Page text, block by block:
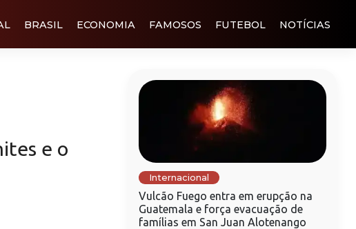
BRASIL ECONOMIA FAMOSOS FUTEBOL NOTÍCIAS
e o
Internacional
Vulcão Fuego entra em erupção na
Guatemala e força evacuação de
famílias em San Juan Alotenango